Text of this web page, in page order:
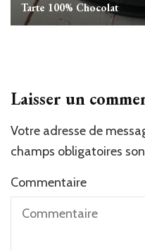
Tarte 100% Chocolat
Laisser un
Votre adresse de
champs obligatoires
Commentaire